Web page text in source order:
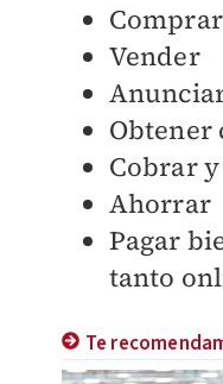
Comprar
Vender
Obtener
Cobrar
Ahorrar
Pagar
tanto
Te